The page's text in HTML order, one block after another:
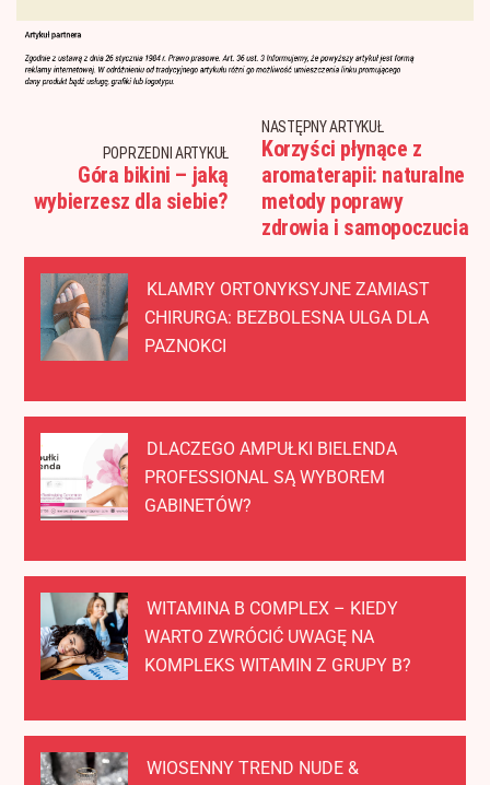
POPRZEDNI ARTYKUŁ
Góra bikini – jaką
wybierzesz dla siebie?
NASTĘPNY ARTYKUŁ
Korzyści płynące z
aromaterapii: naturalne
metody poprawy
zdrowia i samopoczucia
KLAMRY ORTONYKSYJNE ZAMIAST
CHIRURGA: BEZBOLESNA ULGA DLA
PAZNOKCI
DLACZEGO AMPUŁKI BIELENDA
PROFESSIONAL SĄ WYBOREM
GABINETÓW?
WITAMINA B COMPLEX – KIEDY
WARTO ZWRÓCIĆ UWAGĘ NA
KOMPLEKS WITAMIN Z GRUPY B?
WIOSENNY TREND NUDE &